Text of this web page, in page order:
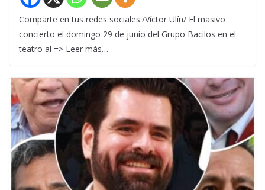
Comparte en tus redes sociales:/Víctor Ulín/ El masivo
concierto el domingo 29 de junio del Grupo Bacilos en el
teatro al => Leer más…